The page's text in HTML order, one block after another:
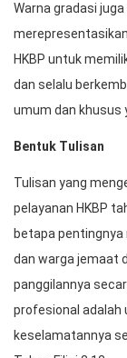
Warna gradasi
HKBP untuk
dan selalu
umum dan khusus
Bentuk Tulisan
Tulisan yang
pelayanan HKBP
betapa pentingnya
dan warga jemaat
panggilannya
profesional adalah
keselamatannya